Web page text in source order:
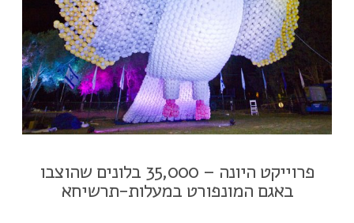
פרוייקט היונה – 35,000 בלונים שהוצבו
באגם המונפורט במעלות-תרשיחא